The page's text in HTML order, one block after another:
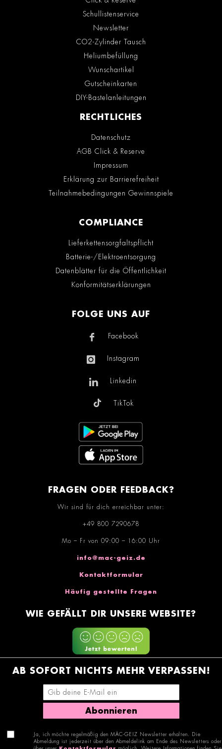
Schullistenservice
Newsletter
CO2-Zylinder Tausch
Heliumbefüllung
Wunschartikel
Gutscheinkarten
DIY-Bastelanleitungen
RECHTLICHES
Datenschutz
AGB Click & Reserve
Impressum
Erklärung zur Barrierefreiheit
Teilnahmebedingungen Gewinnspiele
COMPLIANCE
Lieferkettensorgfaltspflicht
Batterie-/Elektroentsorgung
Datenblätter für die Öffentlichkeit
Konformitätserklärungen
FOLGE UNS AUF
Facebook
Instagram
Linkedin
TikTok
FRAGEN ODER FEEDBACK?
Wir sind für dich erreichbar unter:
+49 800 7290678
Mo – Fr von 09:00 – 16:00 Uhr
info@mac-geiz.de
Kontaktformular
Häufig gestellte Fragen
WIE GEFÄLLT DIR UNSERE WEBSITE?
AB SOFORT NICHTS MEHR VERPASSEN!
E-Mail-Adresse eingeben
Abonnieren
Ja, ich möchte regelmäßig den MÄC-GEIZ Newsletter erhalten. Die
Abmeldung ist jederzeit über den Abmeldelink am Ende des Newsletters oder